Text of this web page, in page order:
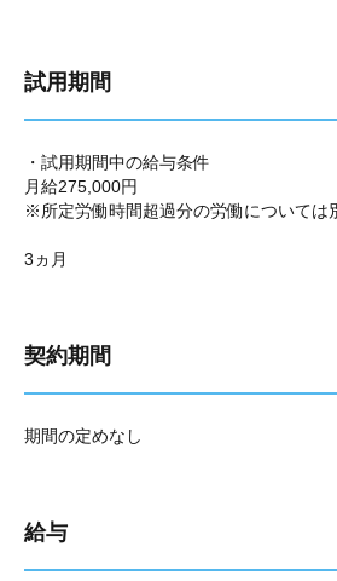
試用期間
・試用期間中の給与条件
月給275,000円
※所定労働時間超過分の労働については
3ヵ月
契約期間
期間の定めなし
給与